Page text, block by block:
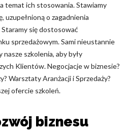
temat ich stosowania. Stawiamy
uzupełnioną o zagadnienia
się dostosować
sprzedażowym. Sami nieustannie
nasze szkolenia, aby były
Klientów. Negocjacje w biznesie?
Warsztaty Aranżacji i Sprzedaży?
ofercie szkoleń.
biznesu
to pliki, które są w procesie
poszczególnych ciasteczek.
Odrzuć
wszystko